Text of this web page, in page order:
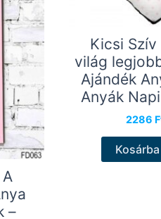
–
Kicsi Szív
világ
Ajándék
Anyák
2286